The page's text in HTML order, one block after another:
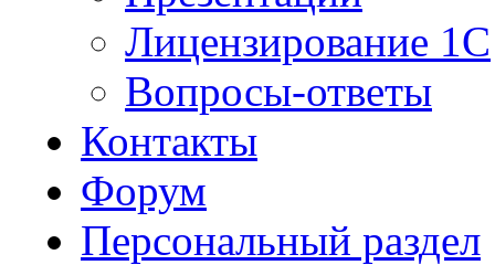
Лицензирование 1С
Вопросы-ответы
Контакты
Форум
Персональный раздел